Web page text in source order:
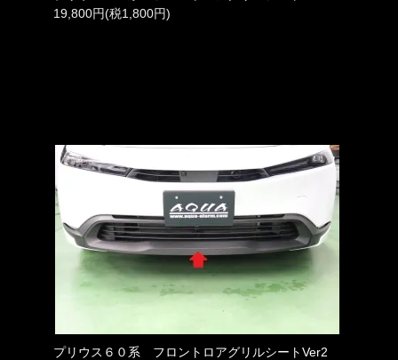
19,800円(税1,800円)
プリウス６０系 フロントロアグリルシートVer2